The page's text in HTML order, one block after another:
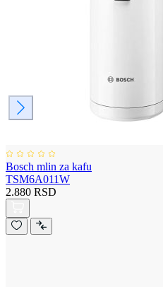
Bosch mlin za kafu
TSM6A011W
2.880 RSD